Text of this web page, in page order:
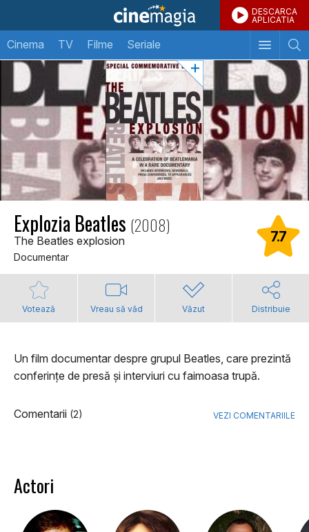
DESCARCA
APLICATIA
Cinema TV Filme Seriale
Explozia Beatles (2008)
The Beatles explosion
Documentar
7.7
Votează Vreau să văd Văzut Distribuie
Un film documentar despre grupul Beatles, care prezintă
conferințe de presă și interviuri cu faimoasa trupă.
Comentarii (2) VEZI COMENTARIILE
Actori